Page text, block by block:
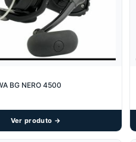
BG NERO 4500
Ver produto →